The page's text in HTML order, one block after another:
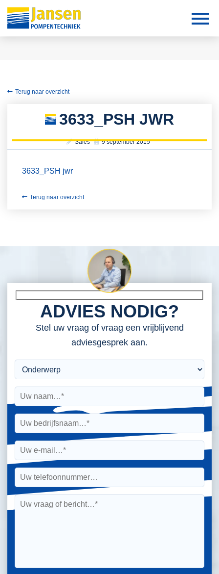
Terug naar overzicht
3633_PSH JWR
Sales 9 september 2015
3633_PSH jwr
Terug naar overzicht
ADVIES NODIG?
Stel uw vraag of vraag een vrijblijvend
adviesgesprek aan.